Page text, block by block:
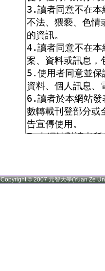
Copyright © 2007 元智大學(Yuan Ze